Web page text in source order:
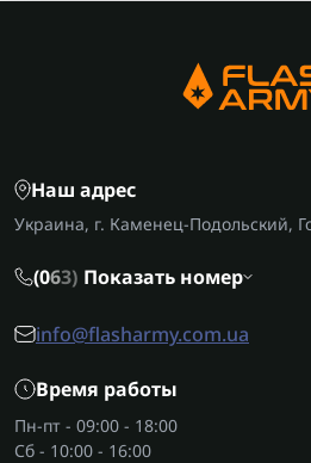
Наш адрес
Украина, г. Каменец-Подольский,
(063) Показать номер
info@flasharmy.com.ua
Время работы
Пн-пт - 09:00 - 18:00
Сб - 10:00 - 16:00